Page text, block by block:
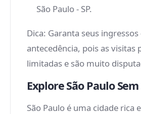
São Paulo - SP.
Dica: Garanta seus
antecedência, pois as visitas
limitadas e são muito
Explore São Paulo
São Paulo é uma cidade rica